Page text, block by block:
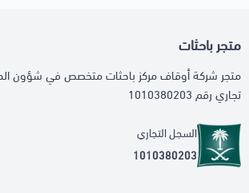
متجر باحثات
متجر شركة أوقاف مركز باحثات متخصص في شؤون
تجاري رقم 1010380203
السجل التجاري
1010380203